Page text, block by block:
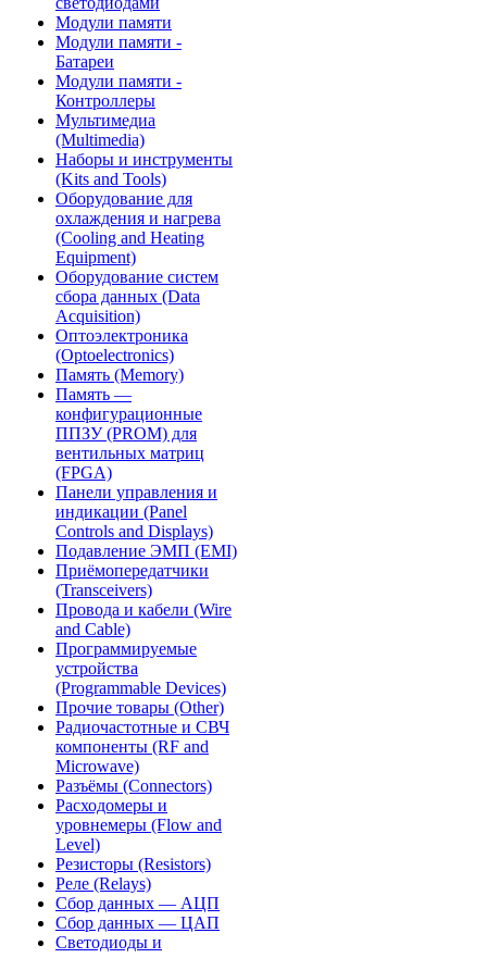
Модули памяти
Модули памяти -
Батареи
Модули памяти -
Контроллеры
Мультимедиа
(Multimedia)
Наборы и инструменты
(Kits and Tools)
Оборудование для
охлаждения и нагрева
(Cooling and Heating
Equipment)
Оборудование систем
сбора данных (Data
Acquisition)
Оптоэлектроника
(Optoelectronics)
Память (Memory)
Память —
конфигурационные
ППЗУ (PROM) для
вентильных матриц
(FPGA)
Панели управления и
индикации (Panel
Controls and Displays)
Подавление ЭМП (EMI)
Приёмопередатчики
(Transceivers)
Провода и кабели (Wire
and Cable)
Программируемые
устройства
(Programmable Devices)
Прочие товары (Other)
Радиочастотные и СВЧ
компоненты (RF and
Microwave)
Разъёмы (Connectors)
Расходомеры и
уровнемеры (Flow and
Level)
Резисторы (Resistors)
Реле (Relays)
Сбор данных — АЦП
Сбор данных — ЦАП
Светодиоды и